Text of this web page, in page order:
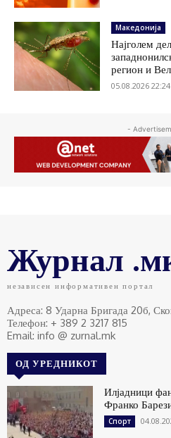
Македонија
Најголем
регион и
05.08.2026 22:24
-
Журнал
независен информативен портал
Адреса: 8 Ударна Бригада 20б,
Телефон: + 389 2 3217 815
Email: info @ zurnal.mk
ОД УРЕДНИКОТ
Илјадници
Франко
Спорт